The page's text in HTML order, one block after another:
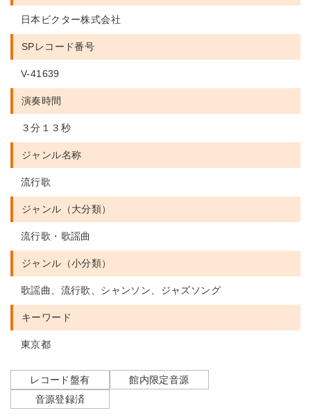
日本ビクター株式会社
SPレコード番号
V-41639
演奏時間
３分１３秒
ジャンル名称
流行歌
ジャンル（大分類）
流行歌・歌謡曲
ジャンル（小分類）
歌謡曲、流行歌、シャンソン、ジャズソング
キーワード
東京都
レコード盤有
館内限定音源
音源登録済